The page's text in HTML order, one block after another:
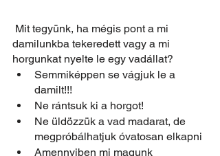
damilunkba tekeredett vagy a mi
horgunkat nyelte le egy vadállat?
Semmiképpen se vágjuk le a
damilt!!!
Ne rántsuk ki a horgot!
Ne üldözzük a vad madarat, de
megpróbálhatjuk óvatosan elkapni
Amennyiben mi magunk